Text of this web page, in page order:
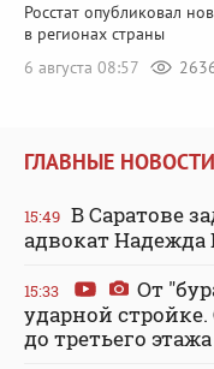
Росстат опубликовал
в регионах страны
6 августа 08:57
ГЛАВНЫЕ НОВОСТИ
15:49 В Саратове
адвокат Надежда
15:33
От
ударной
до третьего этажа